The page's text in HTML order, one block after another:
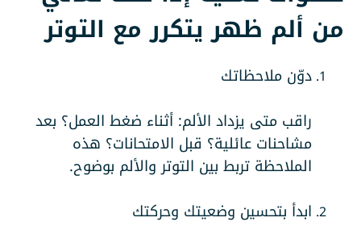
من ألم ظهر يتكرر مع التوتر
دوّن ملاحظاتك
راقب متى يزداد الألم: أثناء ضغط العمل؟ بعد
مشاحنات عائلية؟ قبل الامتحانات؟ هذه
الملاحظة تربط بين التوتر والألم بوضوح.
ابدأ بتحسين وضعيتك وحركتك